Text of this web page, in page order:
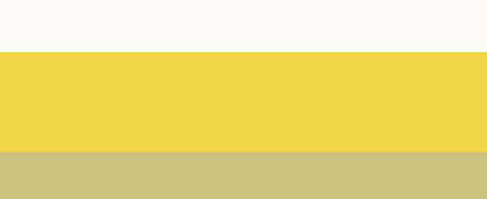
CONTACT